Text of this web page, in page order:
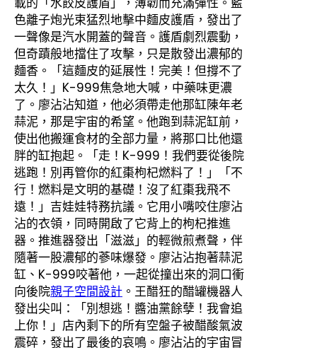
色離子炮光束猛烈地擊中麵皮護盾，發出了
一聲像是汽水開蓋的聲音。護盾劇烈震動，
但奇蹟般地擋住了攻擊，只是散發出濃郁的
麵香。「這麵皮的延展性！完美！但撐不了
太久！」K-999焦急地大喊，中藥味更濃
了。廖沾沾知道，他必須帶走他那缸陳年老
蒜泥，那是宇宙的希望。他跑到蒜泥缸前，
使出他搬運食材的全部力量，將那口比他還
胖的缸抱起。「走！K-999！我們要從後院
逃跑！別再管你的紅棗枸杞燃料了！」「不
行！燃料是文明的基礎！沒了紅棗我飛不
遠！」吉娃娃特務抗議。它用小嘴咬住廖沾
沾的衣領，同時開啟了它背上的枸杞推進
器。推進器發出「滋滋」的輕微煎煮聲，伴
隨著一股濃郁的蔘味爆發。廖沾沾抱著蒜泥
缸、K-999咬著他，一起從撞出來的洞口衝
向後院親子空間設計 。王醋狂的醋罐機器人
發出尖叫：「別想逃！醬油黨餘孽！我會追
上你！」店內剩下的所有空盤子被醋酸氣波
震碎，發出了最後的哀鳴。廖沾沾的宇宙冒